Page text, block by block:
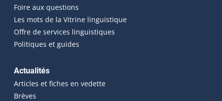
Foire aux questions
Les mots de la Vitrine linguistique
Offre de services linguistiques
Politiques et guides
Actualités
Articles et fiches en vedette
Brèves